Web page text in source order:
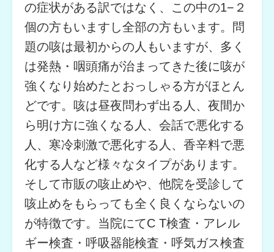
の症状がある訳ではなく、この中の1−２
個の方もいますし全部の方もいます。問
題の咳は最初からの人もいますが、多く
は発熱・咽頭痛が治まってきた後に咳が
強くなり始めたとおっしゃる方がほとん
どです。咳は昼夜問わず出る人、夜間か
ら明け方に強くなる人、会話で悪化する
人、寒冷刺激で悪化する人、香辛料で悪
化する人など様々なタイプがあります。
そして市販の咳止めや、他院を受診して
咳止めをもらっても全く良くならないの
が特徴です。当院にてC T検査・アレル
ギー検査・呼吸器能検査・呼気ガス検査